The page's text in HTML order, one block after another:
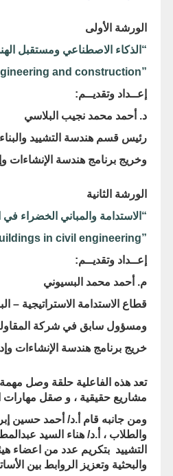
الورشة الأولى
“ الذكاء الاصطناعي ومستقبل
and construction”
إعــداد وتقديــم:
د. أحمد محمد نجيب البلاسي
رئيس قسم هندسة التشييد والبناء
وخريج برنامج هندسة الإنشاءات
الورشة الثانية
“ الاستدامة والمباني الخضراء في
in civil engineering”
إعــداد وتقديــم:
م. أحمد محمد البسيوني
قطاع الاستدامة الاستراتيجية –
ومسؤول سابق في شركة
خريج برنامج هندسة الإنشاءات
تعد هذه الفاعلية حلقة وصل
مشاريع حقيقية ، و صقل مهارات
ومن جانبه قام أ.د/ أحمد حسين
والطلاب ، أ.د/ هناء السيد
التشييد بتكريم عدد من اعضاء
والبحثية وتعزيز الروابط بين